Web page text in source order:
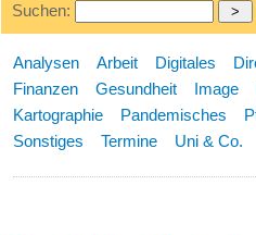
Suchen:
Analysen Arbeit Digitales
Finanzen
Gesundheit Image
Kartographie
Pandemisches
Sonstiges
Termine Uni & Co.